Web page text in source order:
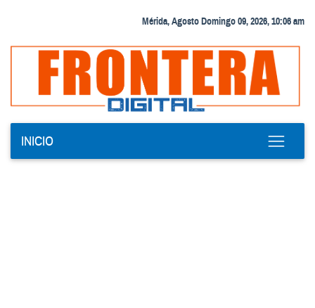
Mérida, Agosto Domingo 09, 2026, 10:06 am
INICIO